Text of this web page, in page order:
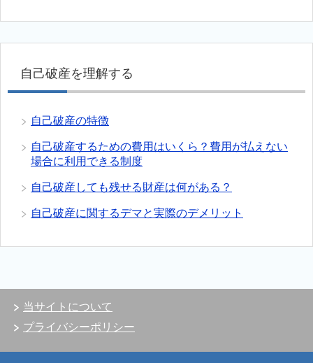
自己破産を理解する
自己破産の特徴
自己破産するための費用はいくら？費用が払えない
場合に利用できる制度
自己破産しても残せる財産は何がある？
自己破産に関するデマと実際のデメリット
当サイトについて
プライバシーポリシー